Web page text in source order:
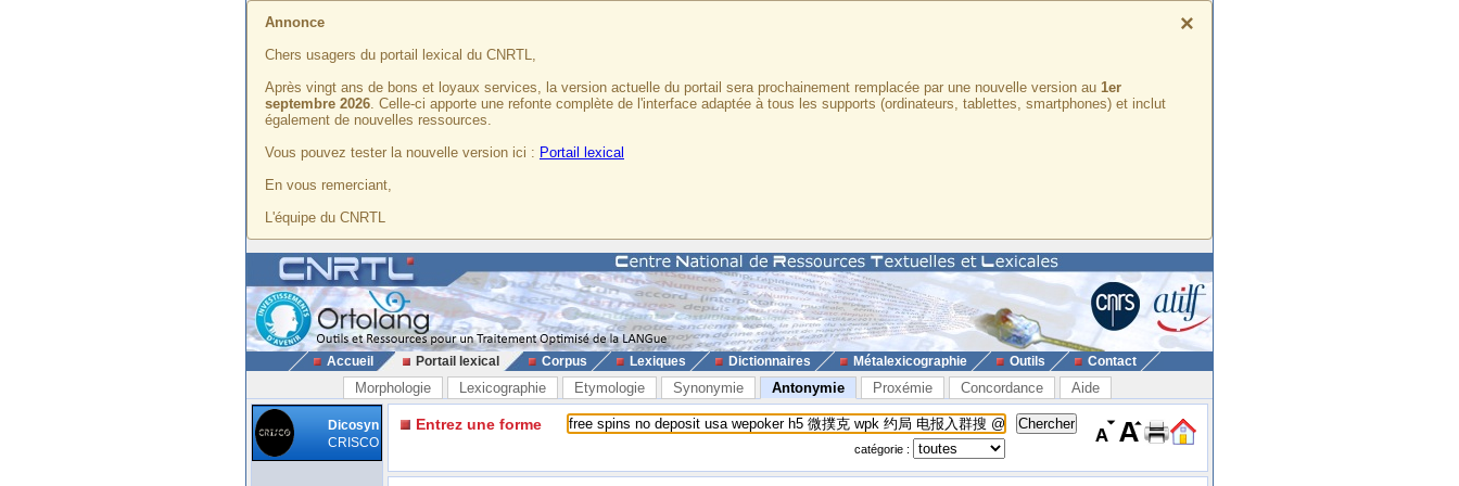
×
Annonce
Chers usagers du portail lexical du CNRTL,
Après vingt ans de bons et loyaux services, la version actuelle du portail sera prochainement remplacée par une nouvelle version au 1er
septembre 2026. Celle-ci apporte une refonte complète de l'interface adaptée à tous les supports (ordinateurs, tablettes, smartphones) et inclut
également de nouvelles ressources.
Vous pouvez tester la nouvelle version ici : Portail lexical
En vous remerciant,
L'équipe du CNRTL
Accueil Portail lexical Corpus Lexiques Dictionnaires Métalexicographie Outils Contact
Morphologie Lexicographie Etymologie Synonymie Antonymie Proxémie Concordance Aide
Dicosyn
CRISCO
Entrez une forme
catégorie :